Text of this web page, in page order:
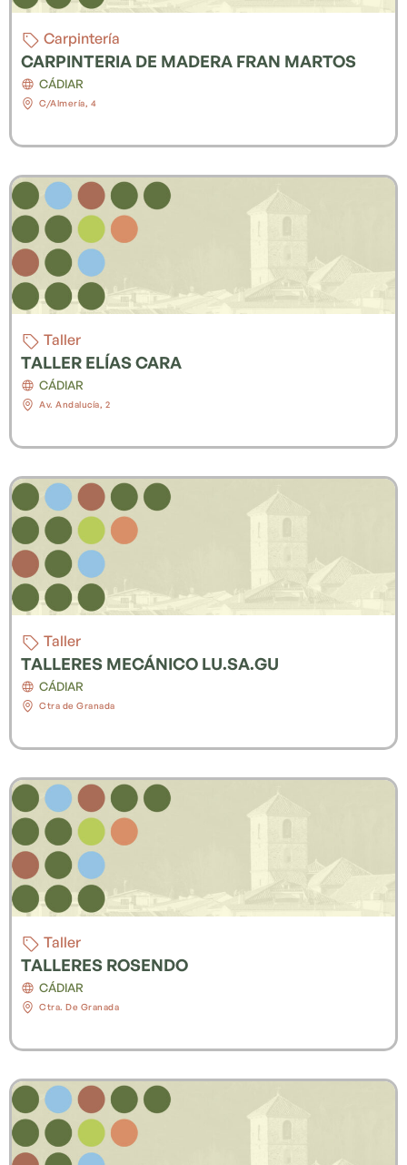
Carpintería
CARPINTERIA DE MADERA FRAN MARTOS
CÁDIAR
C/Almería, 4
Taller
TALLER ELÍAS CARA
CÁDIAR
Av. Andalucía, 2
Taller
TALLERES MECÁNICO LU.SA.GU
CÁDIAR
Ctra de Granada
Taller
TALLERES ROSENDO
CÁDIAR
Ctra. De Granada